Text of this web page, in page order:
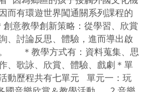
而有環遊世界闖通關系列課程的
意教學創新策略：從學習、欣賞
、討論反思、體驗，進而導出啟
＊教學方式有：資料蒐集、思
、歌詠、欣賞、體驗、戲劇＊單
動歷程共有七單元   單元一：玩